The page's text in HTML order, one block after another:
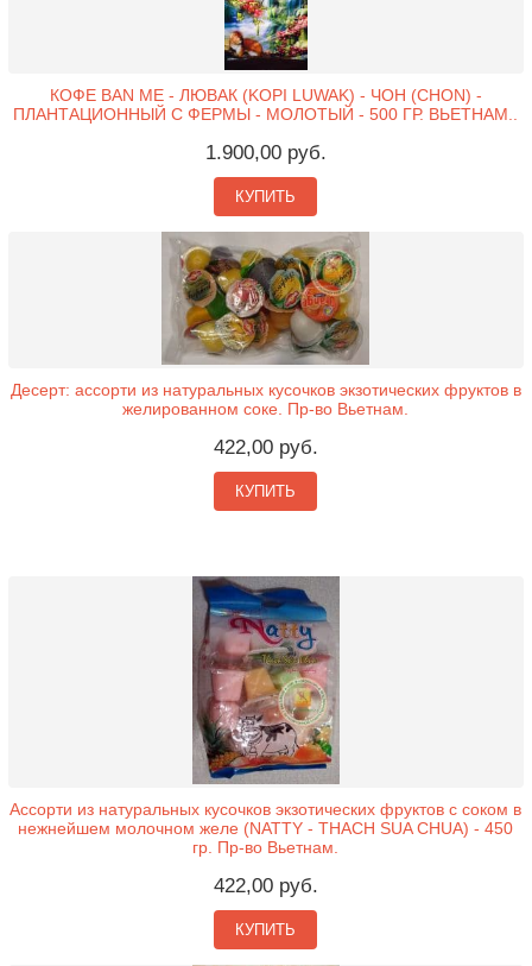
КОФЕ BAN ME - ЛЮВАК (KOPI LUWAK) - ЧОН (CHON) -
ПЛАНТАЦИОННЫЙ С ФЕРМЫ - МОЛОТЫЙ - 500 ГР. ВЬЕТНАМ..
1.900,00 руб.
КУПИТЬ
Десерт: ассорти из натуральных кусочков экзотических фруктов в
желированном соке. Пр-во Вьетнам.
422,00 руб.
КУПИТЬ
Ассорти из натуральных кусочков экзотических фруктов с соком в
нежнейшем молочном желе (NATTY - THACH SUA CHUA) - 450
гр. Пр-во Вьетнам.
422,00 руб.
КУПИТЬ